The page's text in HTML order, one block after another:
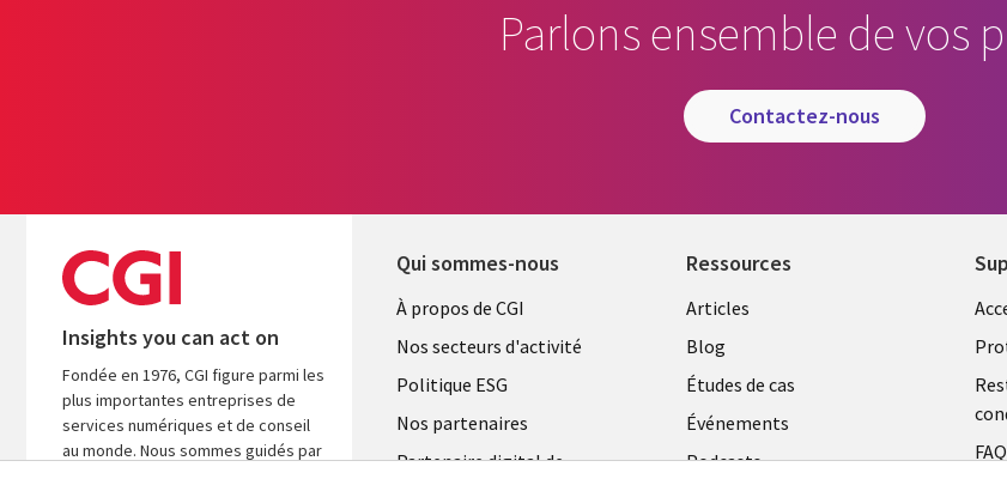
Parlons ensemble de vos
contactez-nous
Insights you can act on
Fondée en 1976, CGI figure parmi les
plus importantes entreprises de
services numériques et de conseil
au monde. Nous sommes guidés par
Qui sommes-nous
Useful
links
FRANCE
À propos de CGI
Nos secteurs d'activité
Politique ESG
Nos partenaires
Partenaire digital de
Ressources
Library
Links
FRANCE
Articles
Blog
Études de cas
Événements
Podcasts